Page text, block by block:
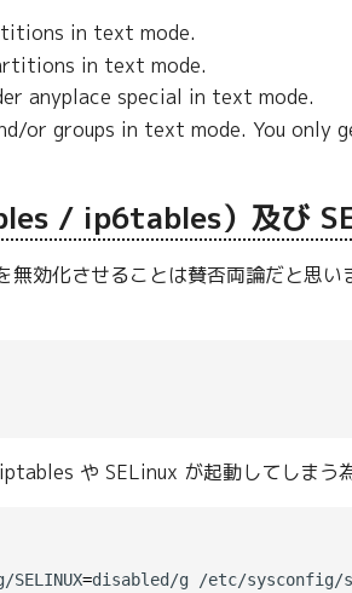
in text mode.
in text mode.
anyplace special in text mode.
or groups in text mode. You only
/ ip6tables）及び
効化させることは賛否両論だと思い
や SELinux が起動してしまう
=